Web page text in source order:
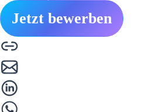
Jetzt bewerben